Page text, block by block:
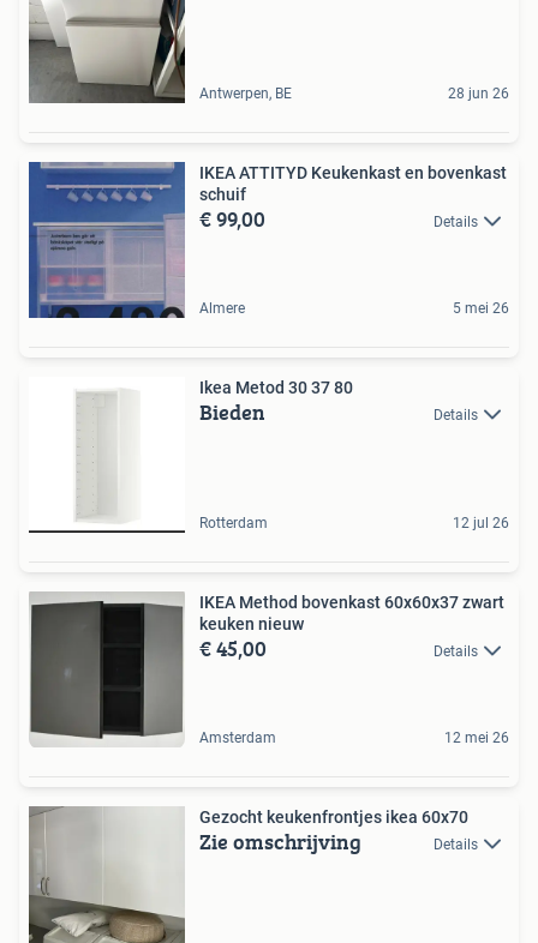
Antwerpen, BE 28 jun 26
IKEA ATTITYD Keukenkast en bovenkast
schuif
€ 99,00 Details
Almere 5 mei 26
Ikea Metod 30 37 80
Bieden Details
Rotterdam 12 jul 26
IKEA Method bovenkast 60x60x37 zwart
keuken nieuw
€ 45,00 Details
Amsterdam 12 mei 26
Gezocht keukenfrontjes ikea 60x70
Zie omschrijving Details